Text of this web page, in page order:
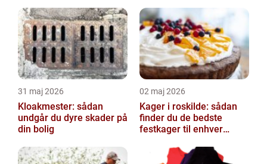
31 maj 2026
Kloakmester: sådan
undgår du dyre skader på
din bolig
02 maj 2026
Kager i roskilde: sådan
finder du de bedste
festkager til enhver